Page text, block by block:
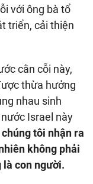
với ông bà tổ
triển, cải thiện
cằn cỗi này,
thừa hưởng
nhau sinh
Israel này
tôi nhận ra
không phải
là con người.